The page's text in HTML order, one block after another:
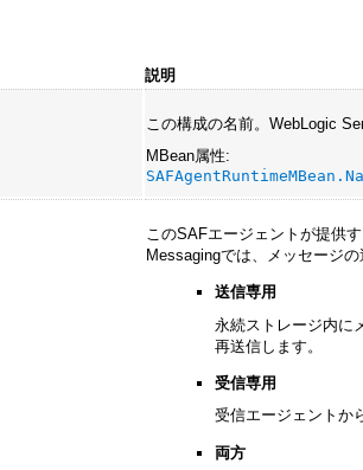
説明
この構成の名前。WebLogic
MBean属性:
このSAFエージェントが提供
Messagingでは、メッセージ
送信専用
永続ストレージ内に
再送信します。
受信専用
受信エージェントか
両方